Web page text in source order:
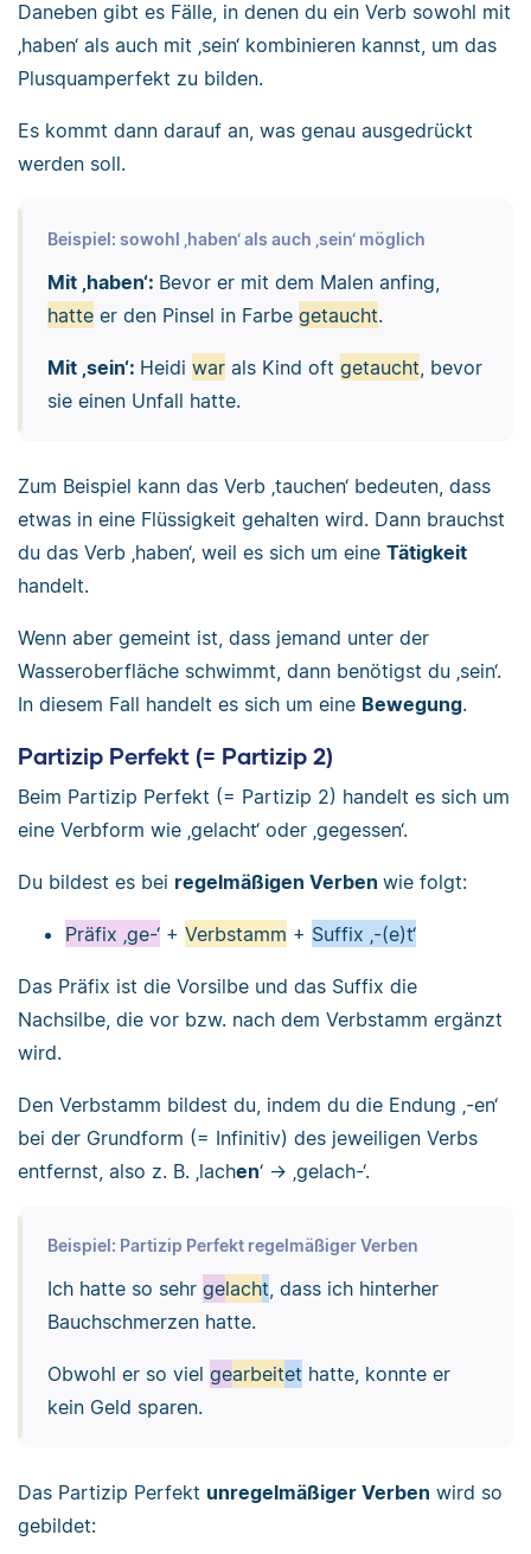
Daneben gibt es Fälle, in denen du ein Verb sowohl mit
‚haben‘ als auch mit ‚sein‘ kombinieren kannst, um das
Plusquamperfekt zu bilden.
Es kommt dann darauf an, was genau ausgedrückt
werden soll.
Beispiel: sowohl ‚haben‘ als auch ‚sein‘ möglich
Mit ‚haben‘: Bevor er mit dem Malen anfing,
hatteer den Pinsel in Farbe getaucht.
Mit ‚sein‘: Heidi warals Kind oft getaucht , bevor
sie einen Unfall hatte.
Zum Beispiel kann das Verb ‚tauchen‘ bedeuten, dass
etwas in eine Flüssigkeit gehalten wird. Dann brauchst
du das Verb ‚haben‘, weil es sich um eine Tätigkeit
handelt.
Wenn aber gemeint ist, dass jemand unter der
Wasseroberfläche schwimmt, dann benötigst du ‚sein‘.
In diesem Fall handelt es sich um eine Bewegung.
Partizip Perfekt (= Partizip 2)
Beim Partizip Perfekt (= Partizip 2) handelt es sich um
eine Verbform wie ‚gelacht‘ oder ‚gegessen‘.
Du bildest es bei regelmäßigen Verben wie folgt:
Präfix ‚ge-‘ + Verbstamm + Suffix ‚-(e)t‘
Das Präfix ist die Vorsilbe und das Suffix die
Nachsilbe, die vor bzw. nach dem Verbstamm ergänzt
wird.
Den Verbstamm bildest du, indem du die Endung ‚-en‘
bei der Grundform (= Infinitiv) des jeweiligen Verbs
entfernst, also z. B. ‚lachen‘ -> ‚gelach-‘.
Beispiel: Partizip Perfekt regelmäßiger Verben
Ich hatte so sehr gelacht, dass ich hinterher
Bauchschmerzen hatte.
Obwohl er so viel gearbeitet hatte, konnte er
kein Geld sparen.
Das Partizip Perfekt unregelmäßiger Verben wird so
gebildet: